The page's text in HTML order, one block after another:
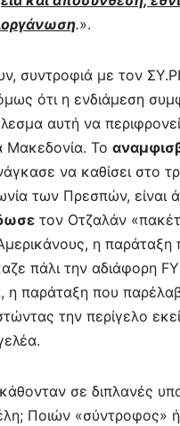
.».
συντροφιά με τον
ότι η ενδιάμεση
αυτή να
Μακεδονία. Το
να καθίσει στο
των Πρεσπών, είναι
τον Οτζαλάν
η παράταξη
πάλι την αδιάφορη
η παράταξη που
την περίγελο
κάθονταν σε διπλανές
; Ποιών «σύντροφος»